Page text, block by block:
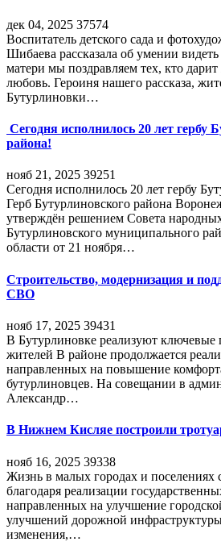
дек 04, 2025 37574
Воспитатель детского сада и
Шибаева рассказала об умении
матери мы поздравляем тех, кто
любовь. Героиня нашего рассказа,
Бутурлиновки…
Сегодня исполнилось 20 лет гербу
района!
нояб 21, 2025 39251
Сегодня исполнилось 20 лет гербу
Герб Бутурлиновского района
утверждён решением Совета
Бутурлиновского муниципального
области от 21 ноября…
Строительство, модернизация и
СВО
нояб 17, 2025 39431
В Бутурлиновке реализуют ключевые
жителей В районе продолжается
направленных на повышение
бутурлиновцев. На совещании в
Александр…
В Нижнем Кисляе построили
нояб 16, 2025 39338
Жизнь в малых городах и поселениях
благодаря реализации
направленных на улучшение
улучшений дорожной
изменения,…